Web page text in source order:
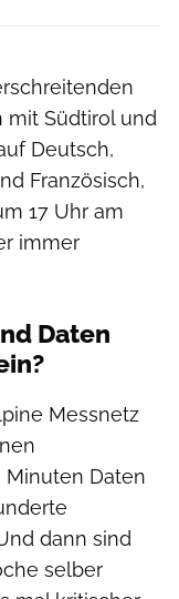
mit Südtirol und
Deutsch,
Französisch,
17 Uhr am
immer
Daten
Messnetz
Minuten Daten
dann sind
selber